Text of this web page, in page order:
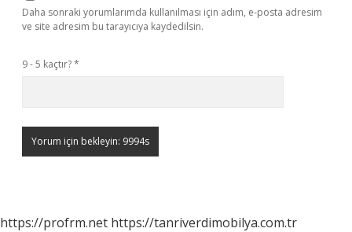
Daha sonraki yorumlarımda kullanılması için adım, e-posta adresim
ve site adresim bu tarayıcıya kaydedilsin.
9 - 5 kaçtır?*
https://profrm.net https://tanriverdimobilya.com.tr